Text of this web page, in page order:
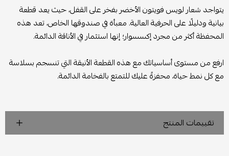
يتواجد شعار لويس فويتون الأخضر بفخر على القفل، حيث يعد قطعة
بيانية ودليلًا على الحرفية العالية. معبأة في صندوقها الخاص، تعد هذه
المحفظة أكثر من مجرد إكسسوار؛ إنها استثمار في الأناقة الدائمة.
ارفع من مستوى أساسياتك مع هذه القطعة الأنيقة التي تنسجم بسلاسة
مع كل نمط حياة، محفزةً عليك للتمتع بالفخامة الدائمة.
تقييمات المنتج